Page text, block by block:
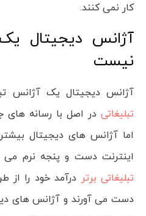
کار نمی کنند.
آژانس دیجیتال
نیست
آژانس دیجیتال یک آژانس
تبلیغاتی در اصل با رسانه های
اما آژانس های دیجیتال
اینترنت دست و پنجه نرم می
تبلیغاتی برتر درآمد خود را از
دست می آورند و آژانس های